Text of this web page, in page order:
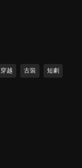
穿越 古裝 短劇